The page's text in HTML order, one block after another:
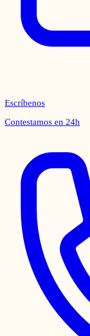
Escríbenos
Contestamos en 24h